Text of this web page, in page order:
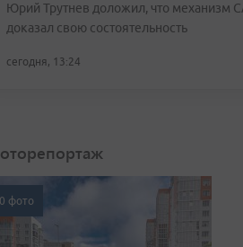
Юрий Трутнев доложил, что механизм
доказал свою состоятельность
сегодня, 13:24
фото